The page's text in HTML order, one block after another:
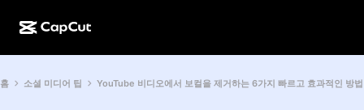
CapCut 데스크톱
AI로 만들기
기능
소셜 미디어 템플릿
정보
홈 소셜 미디어 팁 YouTube 비디오에서 보컬을 제거하는 6가지 빠르고 효과적인 방법